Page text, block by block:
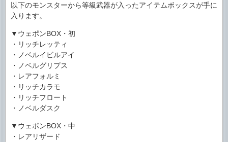
以下のモンスターから等級武器が入ったアイテムボックスが手に
入ります。
▼ウェポンBOX・初
・リッチレッティ
・ノベルイビルアイ
・ノベルグリプス
・レアフォルミ
・リッチカラモ
・リッチフロート
・ノベルダスク
▼ウェポンBOX・中
・レアリザード